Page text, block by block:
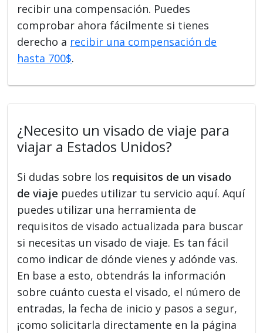
recibir una compensación. Puedes
comprobar ahora fácilmente si tienes
derecho a recibir una compensación de
hasta 700$.
¿Necesito un visado de viaje para
viajar a Estados Unidos?
Si dudas sobre los requisitos de un visado
de viaje puedes utilizar tu servicio aquí. Aquí
puedes utilizar una herramienta de
requisitos de visado actualizada para buscar
si necesitas un visado de viaje. Es tan fácil
como indicar de dónde vienes y adónde vas.
En base a esto, obtendrás la información
sobre cuánto cuesta el visado, el número de
entradas, la fecha de inicio y pasos a segur,
¡como solicitarla directamente en la página